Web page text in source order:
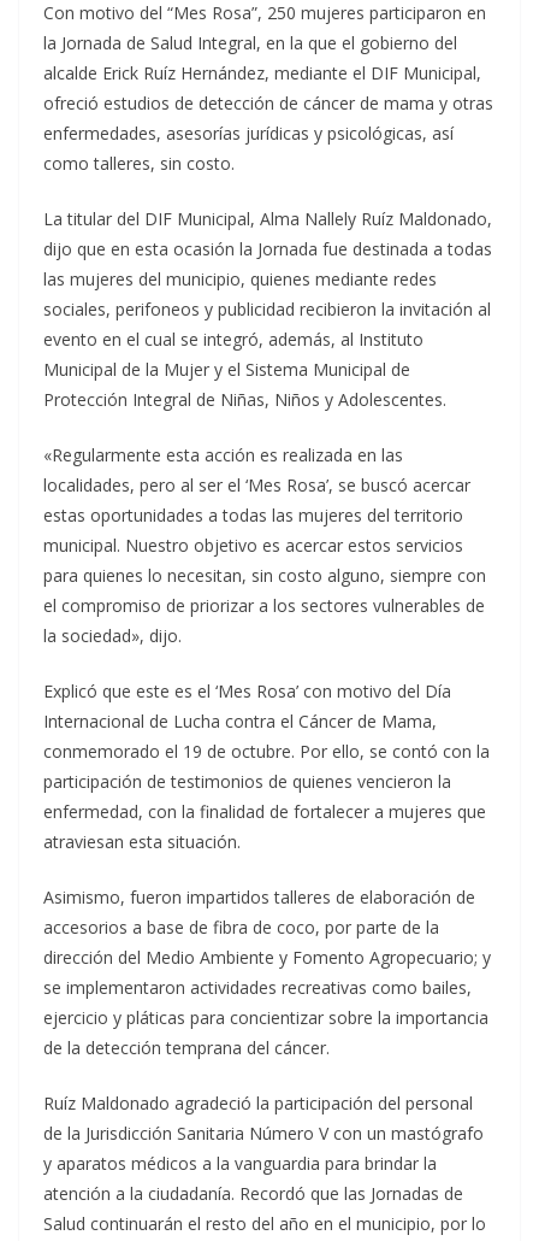
Con motivo del “Mes Rosa”, 250 mujeres participaron en
la Jornada de Salud Integral, en la que el gobierno del
alcalde Erick Ruíz Hernández, mediante el DIF Municipal,
ofreció estudios de detección de cáncer de mama y otras
enfermedades, asesorías jurídicas y psicológicas, así
como talleres, sin costo.
La titular del DIF Municipal, Alma Nallely Ruíz Maldonado,
dijo que en esta ocasión la Jornada fue destinada a todas
las mujeres del municipio, quienes mediante redes
sociales, perifoneos y publicidad recibieron la invitación al
evento en el cual se integró, además, al Instituto
Municipal de la Mujer y el Sistema Municipal de
Protección Integral de Niñas, Niños y Adolescentes.
«Regularmente esta acción es realizada en las
localidades, pero al ser el ‘Mes Rosa’, se buscó acercar
estas oportunidades a todas las mujeres del territorio
municipal. Nuestro objetivo es acercar estos servicios
para quienes lo necesitan, sin costo alguno, siempre con
el compromiso de priorizar a los sectores vulnerables de
la sociedad», dijo.
Explicó que este es el ‘Mes Rosa’ con motivo del Día
Internacional de Lucha contra el Cáncer de Mama,
conmemorado el 19 de octubre. Por ello, se contó con la
participación de testimonios de quienes vencieron la
enfermedad, con la finalidad de fortalecer a mujeres que
atraviesan esta situación.
Asimismo, fueron impartidos talleres de elaboración de
accesorios a base de fibra de coco, por parte de la
dirección del Medio Ambiente y Fomento Agropecuario; y
se implementaron actividades recreativas como bailes,
ejercicio y pláticas para concientizar sobre la importancia
de la detección temprana del cáncer.
Ruíz Maldonado agradeció la participación del personal
de la Jurisdicción Sanitaria Número V con un mastógrafo
y aparatos médicos a la vanguardia para brindar la
atención a la ciudadanía. Recordó que las Jornadas de
Salud continuarán el resto del año en el municipio, por lo